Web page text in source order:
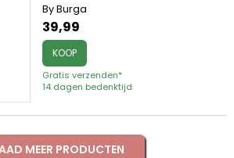
By Burga
39,99
KOOP
Gratis verzenden*
14 dagen bedenktijd
MEER PRODUCTEN